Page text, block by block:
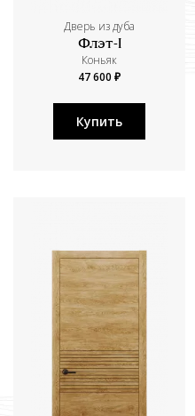
Дверь из дуба
Флэт-I
Коньяк
47 600 ₽
Купить